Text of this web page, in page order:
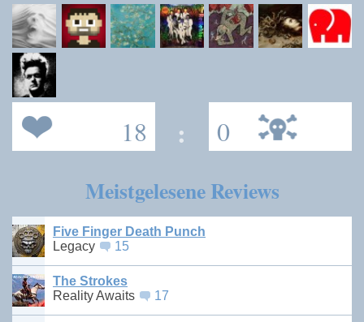
18 : 0
Meistgelesene Reviews
Five Finger Death Punch
Legacy
15
The Strokes
Reality Awaits
17